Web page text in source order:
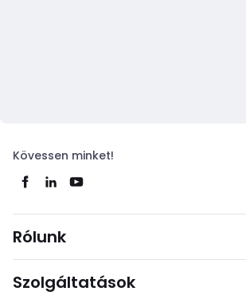
Kövessen minket!
Rólunk
Szolgáltatások